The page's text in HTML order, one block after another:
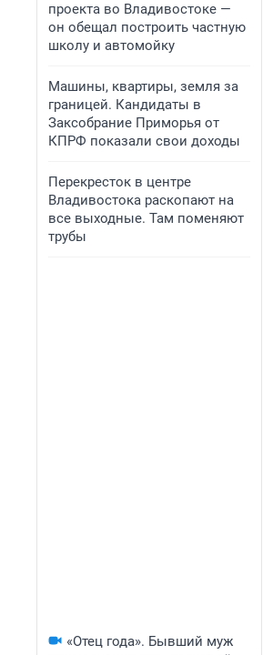
проекта во Владивостоке —
он обещал построить частную
школу и автомойку
Машины, квартиры, земля за
границей. Кандидаты в
Заксобрание Приморья от
КПРФ показали свои доходы
Перекресток в центре
Владивостока раскопают на
все выходные. Там поменяют
трубы
«Отец года». Бывший муж